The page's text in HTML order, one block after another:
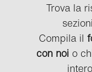
Trova la
Compila il
con noi o